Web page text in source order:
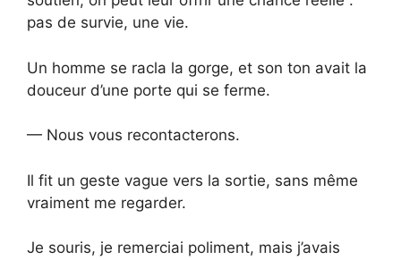
pas de survie, une vie.
Un homme se racla la gorge, et son ton avait la
douceur d’une porte qui se ferme.
— Nous vous recontacterons.
Il fit un geste vague vers la sortie, sans même
vraiment me regarder.
Je souris, je remerciai poliment, mais j’avais